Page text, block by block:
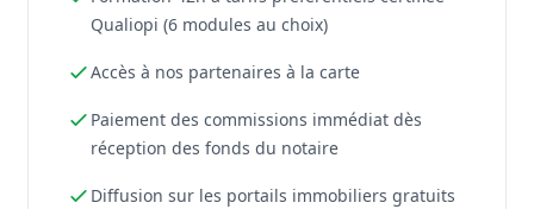
Qualiopi (6 modules au choix)
Accès à nos partenaires à la carte
Paiement des commissions immédiat dès
réception des fonds du notaire
Diffusion sur les portails immobiliers gratuits